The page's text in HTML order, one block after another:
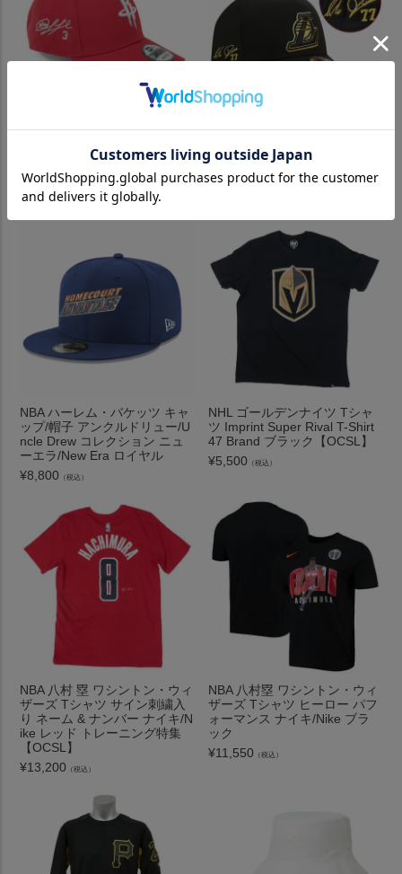
クリス・ポール キャップ/帽子
ロケッツ NBA 9FORTY サイン
刺繍入り アジャスタブル ニュ
ーエラ/New Era レッド
¥13,200 （税込）
NBA ルカ・ドンチッチ レイカ
ーズ キャップ 【現地買付カス
タム】ゴールド サイン刺繍 ニ
ューエラ/New Era ブラック
NBA ハーレム・バケッツ キャ
ップ/帽子 アンクルドリュー/U
ncle Drew コレクション ニュ
ーエラ/New Era ロイヤル
¥8,800 （税込）
NHL ゴールデンナイツ Tシャ
ツ Imprint Super Rival T-Shirt
47 Brand ブラック【OCSL】
¥5,500 （税込）
NBA 八村 塁 ワシントン・ウィ
ザーズ Tシャツ サイン刺繍入
り ネーム & ナンバー ナイキ/N
ike レッド トレーニング特集
【OCSL】
¥13,200 （税込）
NBA 八村塁 ワシントン・ウィ
ザーズ Tシャツ ヒーロー パフ
ォーマンス ナイキ/Nike ブラ
ック
¥11,550 （税込）